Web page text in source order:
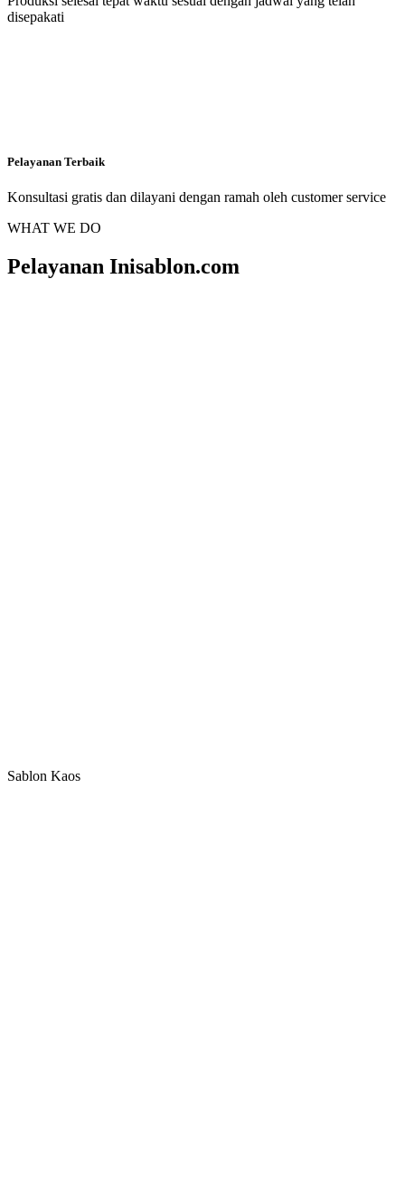
disepakati
Pelayanan Terbaik
Konsultasi gratis dan dilayani dengan ramah oleh customer service
WHAT WE DO
Pelayanan Inisablon.com
Sablon Kaos